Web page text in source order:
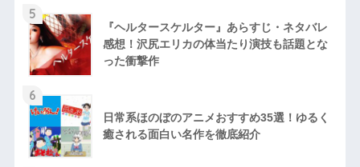
5
『ヘルタースケルター』あらすじ・ネタバレ
感想！沢尻エリカの体当たり演技も話題とな
った衝撃作
6
日常系ほのぼのアニメおすすめ35選！ゆるく
癒される面白い名作を徹底紹介